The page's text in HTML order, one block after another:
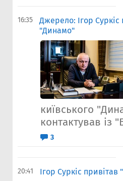
16:35
Джерело: Ігор
"Динамо"
київського
контактував із
3
20:41 Ігор Суркіс